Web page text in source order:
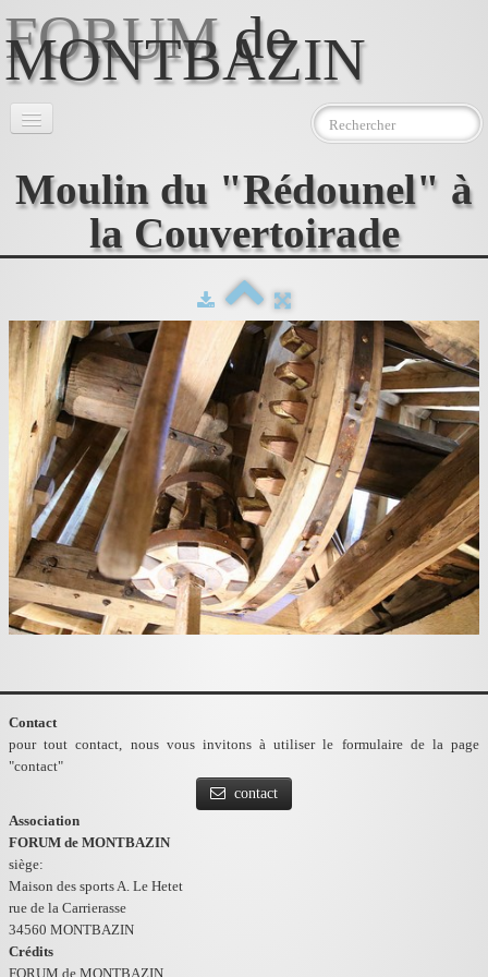
FORUM de
MONTBAZIN
l'Association▼
Le Moulin▼
Téléchargements
Contact
AEMJ
Moulin du "Rédounel" à
la Couvertoirade
Contact
pour tout contact, nous vous invitons à utiliser le formulaire de la page
"contact"
contact
Association
FORUM de MONTBAZIN
siège:
Maison des sports A. Le Hetet
rue de la Carrierasse
34560 MONTBAZIN
Crédits
FORUM de MONTBAZIN